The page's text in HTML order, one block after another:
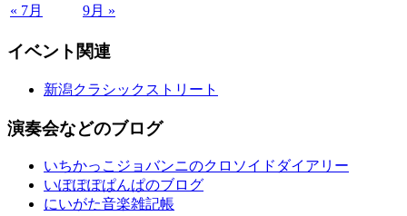
« 7月 9月 »
イベント関連
新潟クラシックストリート
演奏会などのブログ
いちかっこジョバンニのクロソイドダイアリー
いぽぽぽぱんぱのブログ
にいがた音楽雑記帳